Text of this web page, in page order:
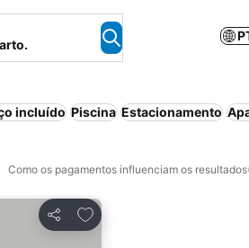
incluído Piscina Estacionamento
Como os pagamentos influenciam os resultados
Partilhar
Adicionar aos favoritos